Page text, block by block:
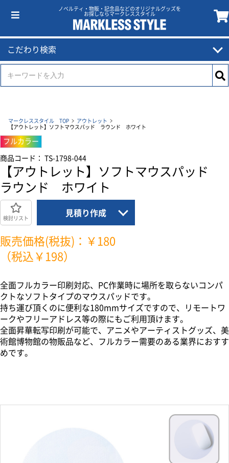
ノベルティ・物販・記念品などのオリジナルグッズを
お探しならマークレススタイル
こだわり検索
マークレススタイル TOP
アウトレット
【アウトレット】ソフトマウスパッド ラウンド ホワイト
フルカラー
商品コード： TS-1798-044
【アウトレット】ソフトマウスパッド
ラウンド ホワイト
検討リスト
見積り作成
販売価格(税抜)：￥180
（税込￥198）
全面フルカラー印刷対応、PC作業時に場所を取らないコンパ
クトなソフトタイプのマウスパッドです。
持ち運び頂くのに便利な180mmサイズですので、リモートワ
ークやフリーアドレス等の際にもご利用頂けます。
全面昇華転写印刷が可能で、アニメやアーティストグッズ、美
術館博物館の物販品など、フルカラー需要のある業界におすす
めです。